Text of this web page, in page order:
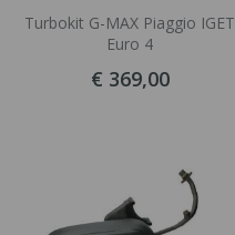
Turbokit G-MAX Piaggio IGET
Euro 4
€ 369,00